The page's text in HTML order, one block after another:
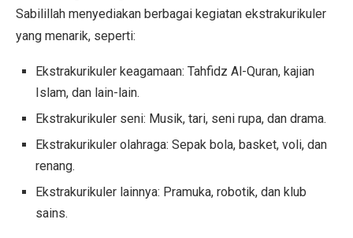
Sabilillah menyediakan berbagai kegiatan ekstrakurikuler
yang menarik, seperti:
Ekstrakurikuler keagamaan: Tahfidz Al-Quran, kajian
Islam, dan lain-lain.
Ekstrakurikuler seni: Musik, tari, seni rupa, dan drama.
Ekstrakurikuler olahraga: Sepak bola, basket, voli, dan
renang.
Ekstrakurikuler lainnya: Pramuka, robotik, dan klub
sains.